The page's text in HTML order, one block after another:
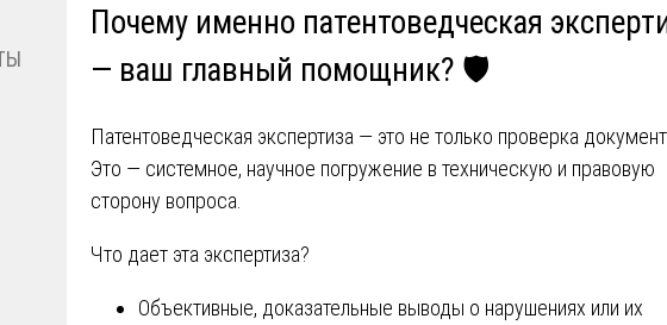
Почему именно патентоведческая
— ваш главный помощник? 🛡️
Патентоведческая экспертиза — это не только проверка
Это — системное, научное погружение в техническую и правовую
сторону вопроса.
Что дает эта экспертиза?
Объективные, доказательные выводы о нарушениях или их